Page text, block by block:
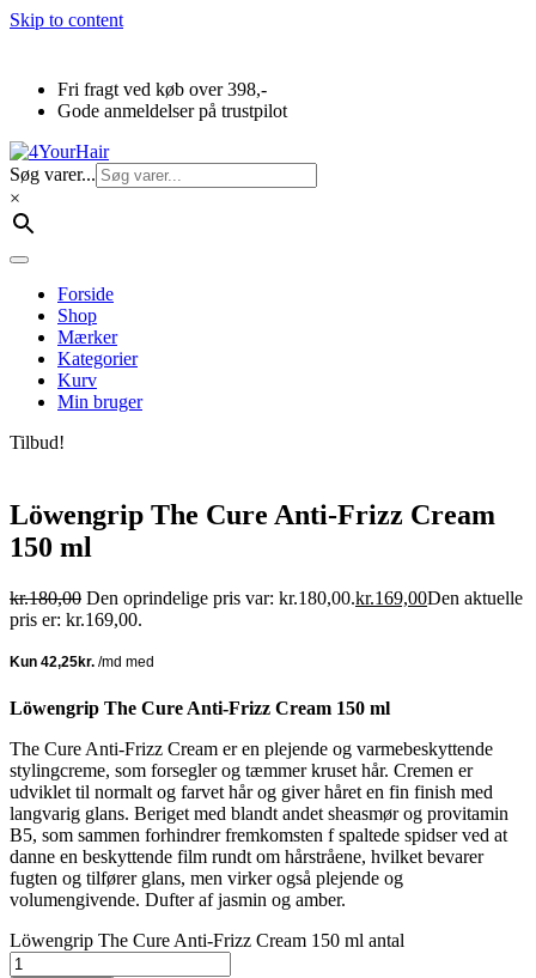
Skip to content
Fri fragt ved køb over 398,-
Gode anmeldelser på trustpilot
Søg varer...
×
Forside
Shop
Mærker
Kategorier
Kurv
Min bruger
Tilbud!
Löwengrip The Cure Anti-Frizz Cream
150 ml
kr.180,00 Den oprindelige pris var: kr.180,00.kr.169,00Den aktuelle
pris er: kr.169,00.
Löwengrip The Cure Anti-Frizz Cream 150 ml
The Cure Anti-Frizz Cream er en plejende og varmebeskyttende
stylingcreme, som forsegler og tæmmer kruset hår. Cremen er
udviklet til normalt og farvet hår og giver håret en fin finish med
langvarig glans. Beriget med blandt andet sheasmør og provitamin
B5, som sammen forhindrer fremkomsten f spaltede spidser ved at
danne en beskyttende film rundt om hårstråene, hvilket bevarer
fugten og tilfører glans, men virker også plejende og
volumengivende. Dufter af jasmin og amber.
Löwengrip The Cure Anti-Frizz Cream 150 ml antal